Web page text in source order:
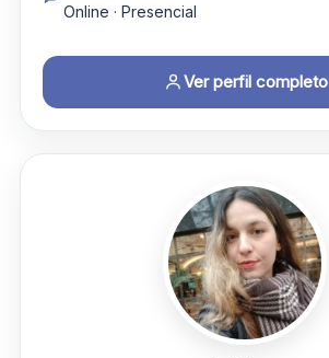
Online · Presencial
Ver perfil completo